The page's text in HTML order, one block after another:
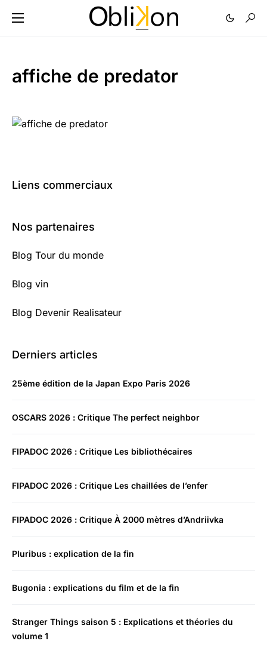
affiche de predator
Liens commerciaux
Nos partenaires
Blog Tour du monde
Blog vin
Blog Devenir Realisateur
Derniers articles
25ème édition de la Japan Expo Paris 2026
OSCARS 2026 : Critique The perfect neighbor
FIPADOC 2026 : Critique Les bibliothécaires
FIPADOC 2026 : Critique Les chaillées de l’enfer
FIPADOC 2026 : Critique À 2000 mètres d’Andriivka
Pluribus : explication de la fin
Bugonia : explications du film et de la fin
Stranger Things saison 5 : Explications et théories du
volume 1